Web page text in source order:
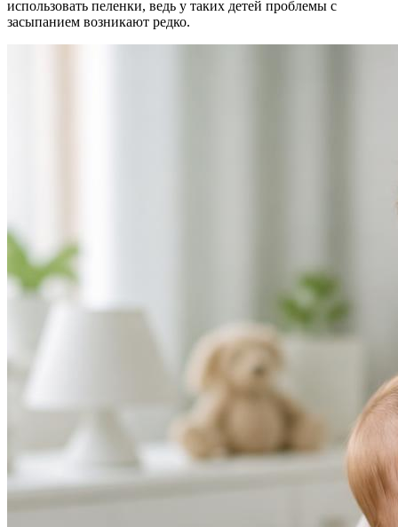
использовать пеленки, ведь у таких детей проблемы с
засыпанием возникают редко.